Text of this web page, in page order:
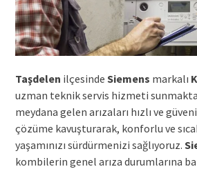
Taşdelen ilçesinde Siemens markalı
uzman teknik servis hizmeti
meydana gelen arızaları hızlı ve
çözüme kavuşturarak, konforlu ve
yaşamınızı sürdürmenizi sağlıyoruz.
kombilerin genel arıza durumlarına